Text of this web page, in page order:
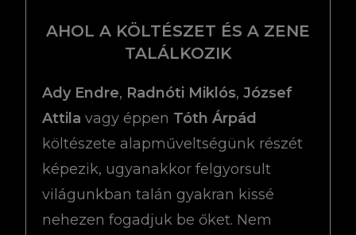
AHOL A KÖLTÉSZET ÉS A ZENE
TALÁLKOZIK
Ady Endre, Radnóti Miklós,József
Attila vagy éppen Tóth Árpád
költészete alapműveltségünk részét
képezik, ugyanakkor felgyorsult
világunkban talán gyakran kissé
nehezen fogadjuk be őket. Nem